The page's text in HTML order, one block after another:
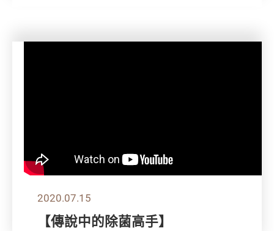
2020.07.15
【傳說中的除菌高手】